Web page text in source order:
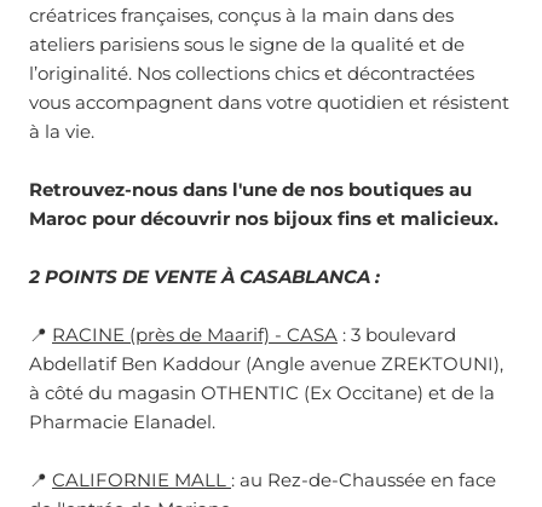
créatrices françaises, conçus à la main dans des
ateliers parisiens sous le signe de la qualité et de
l’originalité. Nos collections chics et décontractées
vous accompagnent dans votre quotidien et résistent
à la vie.
Retrouvez-nous dans l'une de nos boutiques au
Maroc pour découvrir nos bijoux fins et malicieux.
2 POINTS DE VENTE À CASABLANCA :
📍 RACINE (près de Maarif) - CASA : 3 boulevard
Abdellatif Ben Kaddour (Angle avenue ZREKTOUNI),
à côté du magasin OTHENTIC (Ex Occitane) et de la
Pharmacie Elanadel.
📍 CALIFORNIE MALL : au Rez-de-Chaussée en face